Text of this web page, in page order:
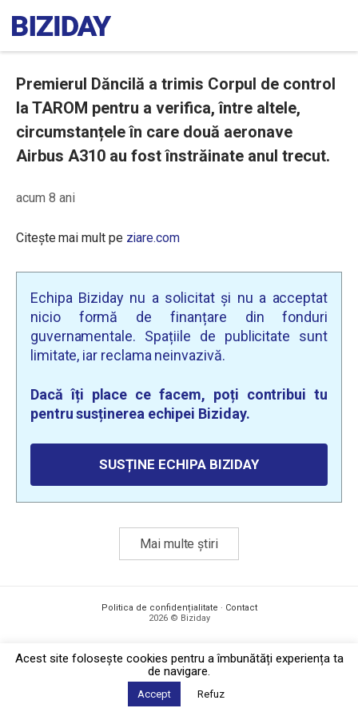
Premierul Dăncilă a trimis Corpul de control
la TAROM pentru a verifica, între altele,
circumstanțele în care două aeronave
Airbus A310 au fost înstrăinate anul trecut.
acum 8 ani
Citește mai mult pe ziare.com
Echipa Biziday nu a solicitat și nu a acceptat
nicio formă de finanțare din fonduri
guvernamentale. Spațiile de publicitate sunt
limitate, iar reclama neinvazivă.
Dacă îți place ce facem, poți contribui tu
pentru susținerea echipei Biziday.
SUSȚINE ECHIPA BIZIDAY
Mai multe știri
Politica de confidențialitate · Contact
2026 © Biziday
Acest site foloseşte cookies pentru a îmbunătăți experiența ta
de navigare.
Accept Refuz